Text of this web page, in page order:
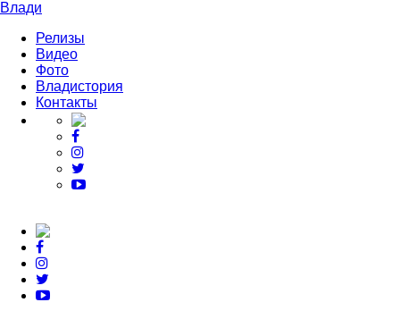
Влади
Релизы
Видео
Фото
Владистория
Контакты